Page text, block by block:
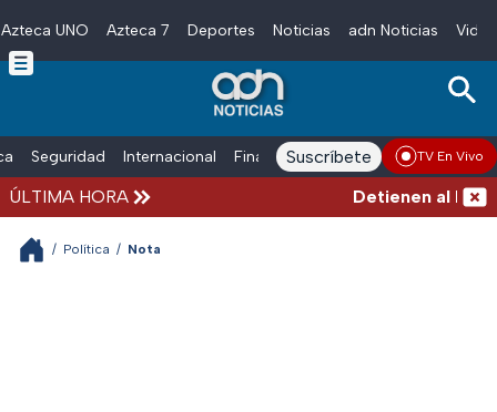
Skip to main content
Azteca UNO Azteca 7 Deportes Noticias adn Noticias
Seguridad Internacional Finanzas adn Noticias Radio
Suscríbete TV En Vivo
ÚLTIMA HORA Detienen al
/ Política / Nota